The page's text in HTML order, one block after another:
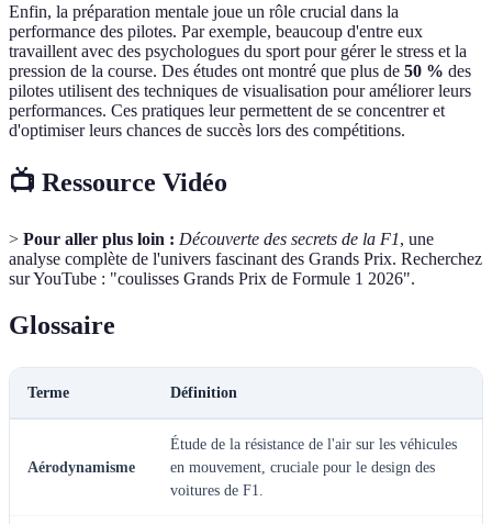
Enfin, la préparation mentale joue un rôle crucial dans la
performance des pilotes. Par exemple, beaucoup d'entre eux
travaillent avec des psychologues du sport pour gérer le stress et la
pression de la course. Des études ont montré que plus de 50 % des
pilotes utilisent des techniques de visualisation pour améliorer leurs
performances. Ces pratiques leur permettent de se concentrer et
d'optimiser leurs chances de succès lors des compétitions.
📺 Ressource Vidéo
> Pour aller plus loin : Découverte des secrets de la F1, une
analyse complète de l'univers fascinant des Grands Prix. Recherchez
sur YouTube : "coulisses Grands Prix de Formule 1 2026".
Glossaire
Terme Définition
Aérodynamisme
Étude de la résistance de l'air sur les véhicules
en mouvement, cruciale pour le design des
voitures de F1.